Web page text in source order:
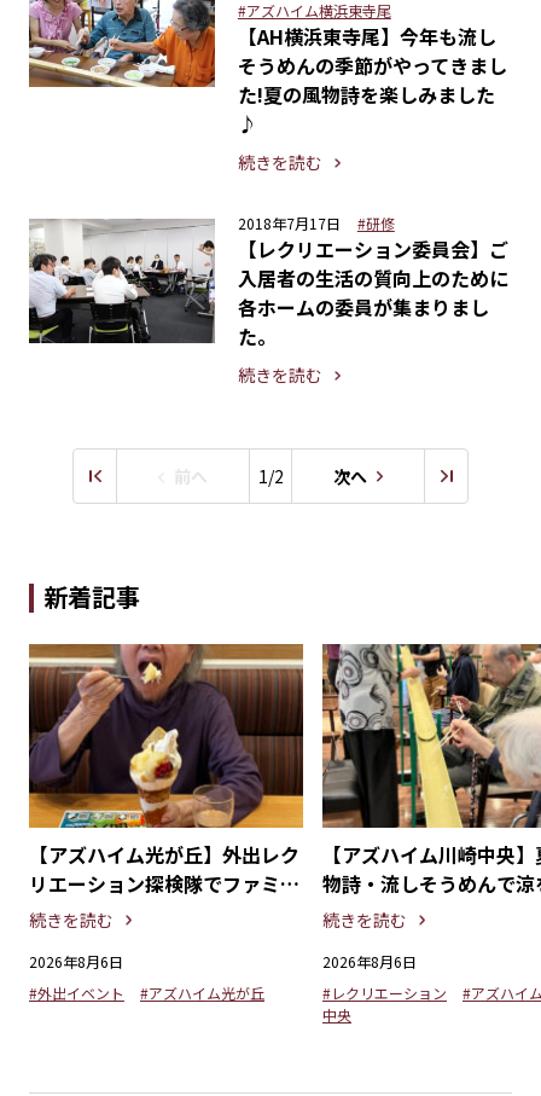
#アズハイム横浜東寺尾
【AH横浜東寺尾】今年も流し
そうめんの季節がやってきまし
た!夏の風物詩を楽しみました
♪
続きを読む
2018年7月17日 #研修
【レクリエーション委員会】ご
入居者の生活の質向上のために
各ホームの委員が集まりまし
た。
続きを読む
前へ 1/2 次へ
新着記事
【アズハイム光が丘】外出レク
リエーション探検隊でファミリ
ーレストランを満喫！
続きを読む
2026年8月6日
#外出イベント
#アズハイム光が丘
【アズハイム川崎中央
物詩・流しそうめんで涼
るひととき
続きを読む
2026年8月6日
#レクリエーション
#アズハイ
中央